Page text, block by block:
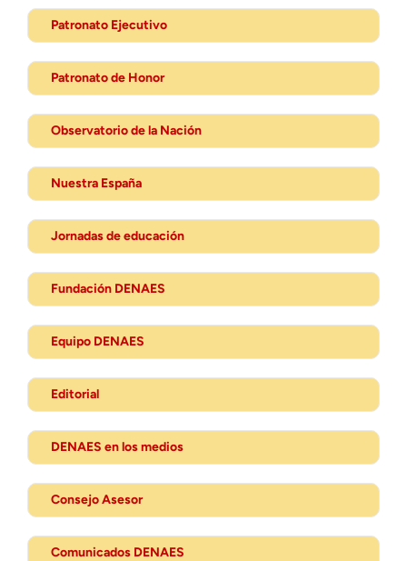
Patronato Ejecutivo
Patronato de Honor
Observatorio de la Nación
Nuestra España
Jornadas de educación
Fundación DENAES
Equipo DENAES
Editorial
DENAES en los medios
Consejo Asesor
Comunicados DENAES